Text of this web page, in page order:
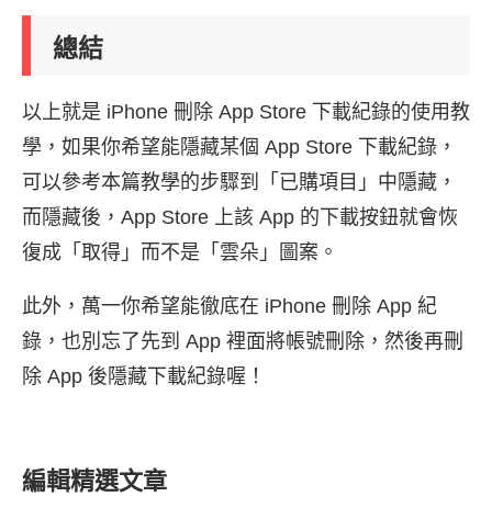
總結
以上就是 iPhone 刪除 App Store 下載紀錄的使用教
學，如果你希望能隱藏某個 App Store 下載紀錄，
可以參考本篇教學的步驟到「已購項目」中隱藏，
而隱藏後，App Store 上該 App 的下載按鈕就會恢
復成「取得」而不是「雲朵」圖案。
此外，萬一你希望能徹底在 iPhone 刪除 App 紀
錄，也別忘了先到 App 裡面將帳號刪除，然後再刪
除 App 後隱藏下載紀錄喔！
編輯精選文章